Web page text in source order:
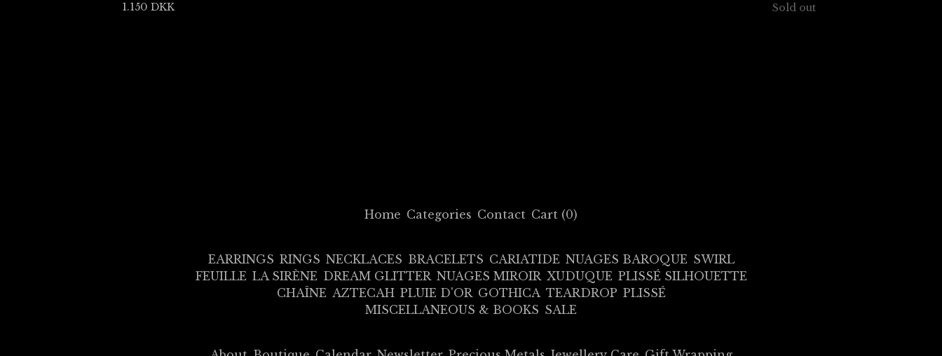
1.150 DKK
Sold out
Home Categories Contact Cart (0)
EARRINGS RINGS NECKLACES BRACELETS CARIATIDE NUAGES BAROQUE SWIRL
FEUILLE LA SIRÈNE DREAM GLITTER NUAGES MIROIR XUDUQUE PLISSÉ SILHOUETTE
CHAÎNE AZTECAH PLUIE D'OR GOTHICA TEARDROP PLISSÉ
MISCELLANEOUS & BOOKS SALE